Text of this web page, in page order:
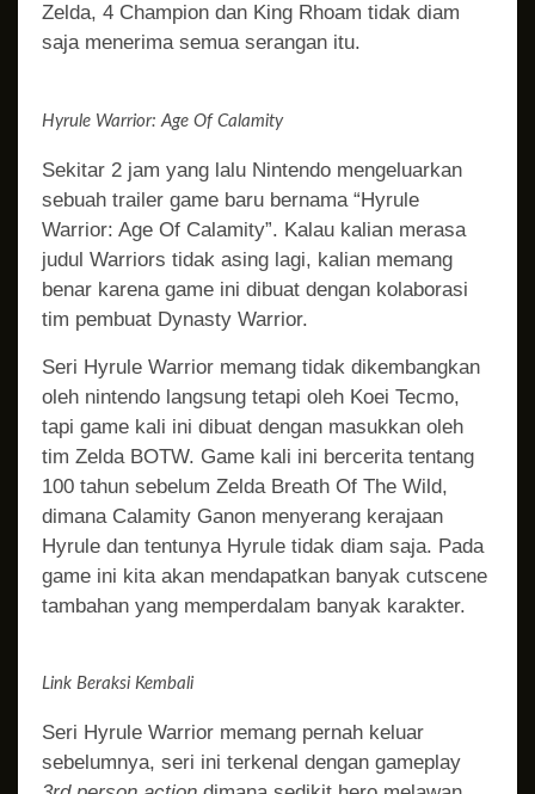
Zelda, 4 Champion dan King Rhoam tidak diam
saja menerima semua serangan itu.
Hyrule Warrior: Age Of Calamity
Sekitar 2 jam yang lalu Nintendo mengeluarkan
sebuah trailer game baru bernama “Hyrule
Warrior: Age Of Calamity”. Kalau kalian merasa
judul Warriors tidak asing lagi, kalian memang
benar karena game ini dibuat dengan kolaborasi
tim pembuat Dynasty Warrior.
Seri Hyrule Warrior memang tidak dikembangkan
oleh nintendo langsung tetapi oleh Koei Tecmo,
tapi game kali ini dibuat dengan masukkan oleh
tim Zelda BOTW. Game kali ini bercerita tentang
100 tahun sebelum Zelda Breath Of The Wild,
dimana Calamity Ganon menyerang kerajaan
Hyrule dan tentunya Hyrule tidak diam saja. Pada
game ini kita akan mendapatkan banyak cutscene
tambahan yang memperdalam banyak karakter.
Link Beraksi Kembali
Seri Hyrule Warrior memang pernah keluar
sebelumnya, seri ini terkenal dengan gameplay